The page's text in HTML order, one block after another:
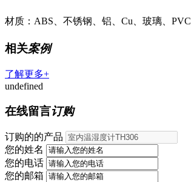
材质：ABS、不锈钢、铝、Cu、玻璃、PVC
相关案例
了解更多+
undefined
在线留言订购
订购的的产品
您的姓名
您的电话
您的邮箱